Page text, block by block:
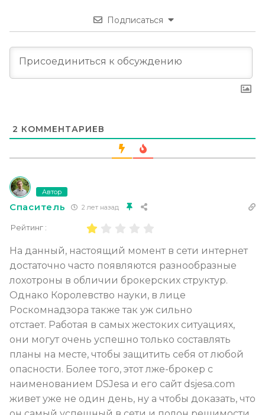
Подписаться
2 КОММЕНТАРИЕВ
Автор
Спаситель 2 лет назад
Рейтинг :
На данный, настоящий момент в сети интернет
достаточно часто появляются разнообразные
лохотроны в обличии брокерских структур.
Однако Королевство науки, в лице
Роскомнадзора также так уж сильно
отстает. Работая в самых жестоких ситуациях,
они могут очень успешно только составлять
планы на месте, чтобы защитить себя от любой
опасности. Более того, этот лже-брокер с
наименованием DSJesa и его сайт dsjesa.com
живет уже не один день, ну а чтобы доказать, что